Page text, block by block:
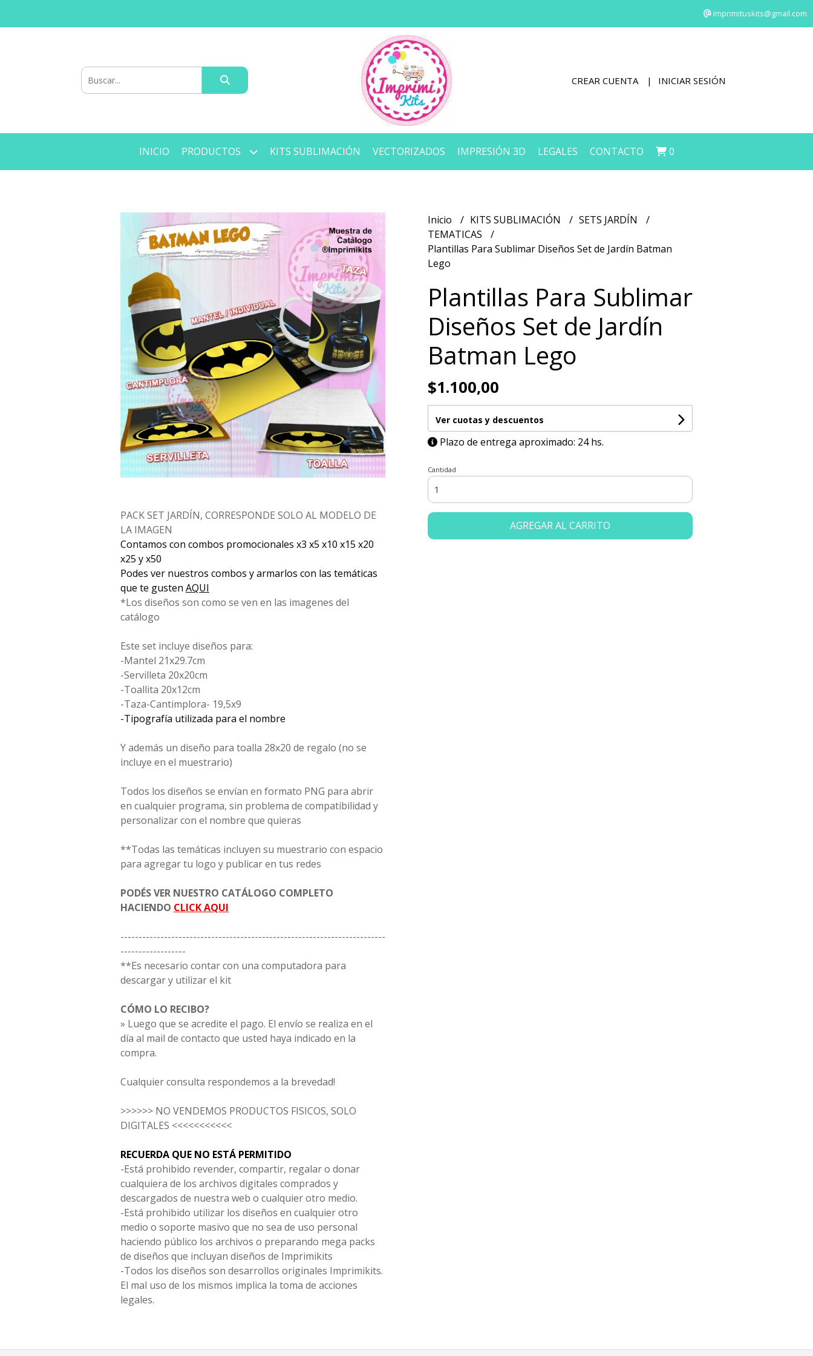
imprimituskits@gmail.com
CREAR CUENTA INICIAR SESIÓN
INICIO PRODUCTOS KITS SUBLIMACIÓN VECTORIZADOS IMPRESIÓN 3D LEGALES CONTACTO 0
PACK SET JARDÍN, CORRESPONDE SOLO AL MODELO DE
LA IMAGEN
Contamos con combos promocionales x3 x5 x10 x15 x20
x25 y x50
Podes ver nuestros combos y armarlos con las temáticas
que te gusten AQUI
*Los diseños son como se ven en las imagenes del
catálogo
Este set incluye diseños para:
-Mantel 21x29.7cm
-Servilleta 20x20cm
-Toallita 20x12cm
-Taza-Cantimplora- 19,5x9
-Tipografía utilizada para el nombre
Y además un diseño para toalla 28x20 de regalo (no se
incluye en el muestrario)
Todos los diseños se envían en formato PNG para abrir
en cualquier programa, sin problema de compatibilidad y
personalizar con el nombre que quieras
**Todas las temáticas incluyen su muestrario con espacio
para agregar tu logo y publicar en tus redes
PODÉS VER NUESTRO CATÁLOGO COMPLETO
HACIENDO CLICK AQUI
-------------------------------------------------------------------------
------------------
**Es necesario contar con una computadora para
descargar y utilizar el kit
CÓMO LO RECIBO?
» Luego que se acredite el pago. El envío se realiza en el
día al mail de contacto que usted haya indicado en la
compra.
Cualquier consulta respondemos a la brevedad!
>>>>>> NO VENDEMOS PRODUCTOS FISICOS, SOLO
DIGITALES <<<<<<<<<<<
RECUERDA QUE NO ESTÁ PERMITIDO
-Está prohibido revender, compartir, regalar o donar
cualquiera de los archivos digitales comprados y
descargados de nuestra web o cualquier otro medio.
-Está prohibido utilizar los diseños en cualquier otro
medio o soporte masivo que no sea de uso personal
haciendo público los archivos o preparando mega packs
de diseños que incluyan diseños de Imprimikits
-Todos los diseños son desarrollos originales Imprimikits.
El mal uso de los mismos implica la toma de acciones
legales.
Inicio KITS SUBLIMACIÓN
SETS JARDÍN
TEMATICAS
Plantillas Para Sublimar Diseños Set de Jardín Batman
Lego
Plantillas Para Sublimar
Diseños Set de Jardín
Batman Lego
$1.100,00
Ver cuotas y descuentos
Plazo de entrega aproximado: 24 hs.
Cantidad
AGREGAR AL CARRITO